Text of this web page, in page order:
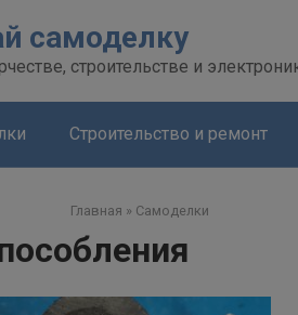
самоделку
строительстве и
Строительство и ремонт
Главная » Самоделки